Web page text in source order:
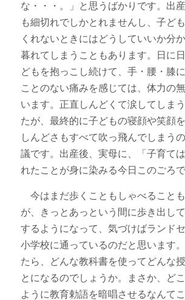
な・・・。」と思うばかりです。出
も細切れでしかとれませんし、子ど
くれないときにはどうしていいか分
暮れてしまうこともあります。日に
どもを抱っこし続けて、手・腰・膝
ことのない痛みを感じては、体力の
います。正直しんどくて涙してしま
たが、最終的に子どもの寝顔や笑顔
しんどさもすべて吹っ飛んでしまう
議です。出産後、実母に、「子育て
れたことが身に染みる今日このごろで
今はまだ歩くこともしゃべること
が、きっとあっという間に歩き出し
するようになって、気づけばランド
小学校に通っているのだと思います
たら、どんな教科書を使ってどんな
とになるのでしょうか。まさか、ど
ように教育勅語を暗唱させるなんて